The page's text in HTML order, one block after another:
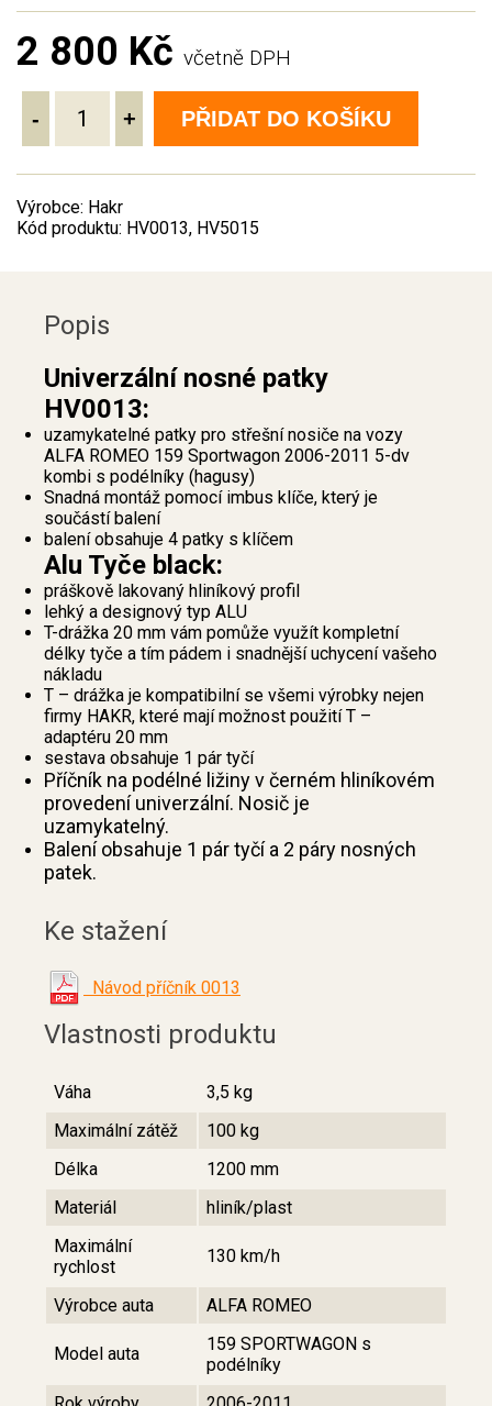
2 800 Kč včetně DPH
- + PŘIDAT DO KOŠÍKU
Výrobce: Hakr
Kód produktu: HV0013, HV5015
Popis
Univerzální nosné patky
HV0013:
uzamykatelné patky pro střešní nosiče na vozy
ALFA ROMEO 159 Sportwagon 2006-2011 5-dv
kombi s podélníky (hagusy)
Snadná montáž pomocí imbus klíče, který je
součástí balení
balení obsahuje 4 patky s klíčem
Alu Tyče black:
práškově lakovaný hliníkový profil
lehký a designový typ ALU
T-drážka 20 mm vám pomůže využít kompletní
délky tyče a tím pádem i snadnější uchycení vašeho
nákladu
T – drážka je kompatibilní se všemi výrobky nejen
firmy HAKR, které mají možnost použití T –
adaptéru 20 mm
sestava obsahuje 1 pár tyčí
Příčník na podélné ližiny v černém hliníkovém
provedení univerzální. Nosič je
uzamykatelný.
Balení obsahuje 1 pár tyčí a 2 páry nosných
patek.
Ke stažení
Návod příčník 0013
Vlastnosti produktu
Váha
3,5 kg
Maximální zátěž
100 kg
Délka
1200 mm
Materiál
hliník/plast
Maximální
rychlost
130 km/h
Výrobce auta ALFA ROMEO
Model auta
159 SPORTWAGON s
podélníky